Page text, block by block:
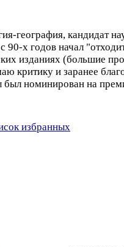
география, кандидат
90-х годов начал
изданиях (большие
критику и заранее
номинирован на
избранных